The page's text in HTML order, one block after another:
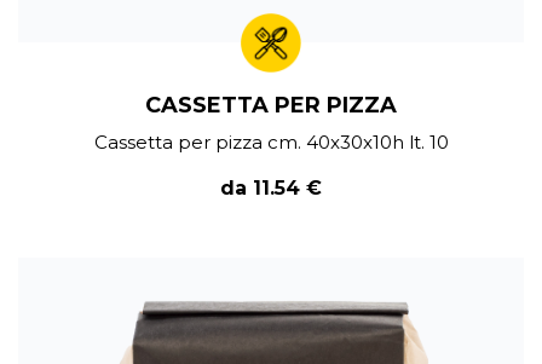
CASSETTA PER PIZZA
Cassetta per pizza cm. 40x30x10h lt. 10
da 11.54 €